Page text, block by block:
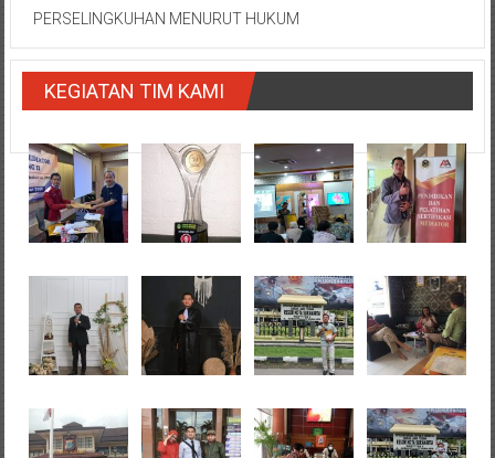
PERSELINGKUHAN MENURUT HUKUM
KEGIATAN TIM KAMI